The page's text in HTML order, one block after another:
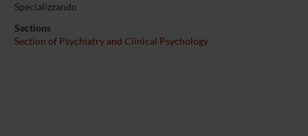
Specializzando
Sections
Section of Psychiatry and Clinical Psychology